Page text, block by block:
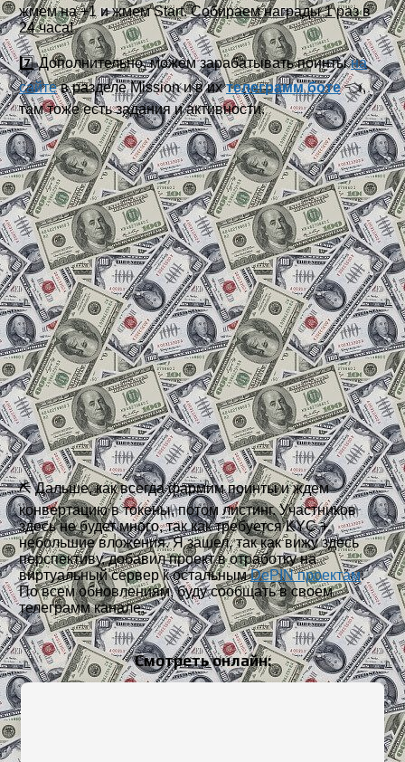
жмем на +1 и жмем Start.Собираем награды 1 раз в
24 часа!
7️⃣ Дополнительно, можем зарабатывать поинтына
сайтев разделе Mission и в ихтелеграмм боте👈,
там тоже есть задания и активности.
⛏️ Дальше, как всегда фармим поинты и ждем
конвертацию в токены, потом листинг. Участников
здесь не будет много, так как требуется KYC +
небольшие вложения. Я зашел, так как вижу здесь
перспективу, добавил проект в отработку на
виртуальный сервер к остальнымDePIN проектам.
По всем обновлениям, буду сообщать в своем
телеграмм канале.
Смотреть онлайн: